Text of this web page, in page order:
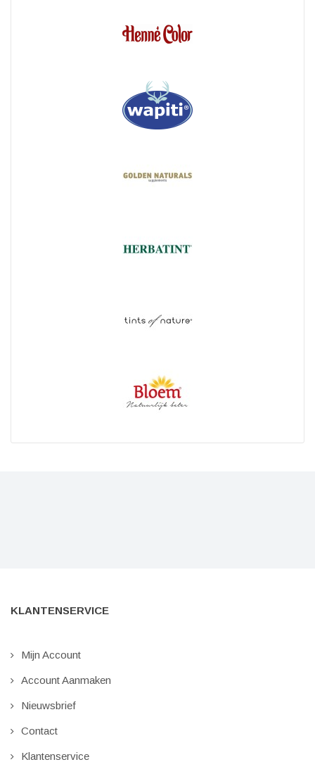
KLANTENSERVICE
Mijn Account
Account Aanmaken
Nieuwsbrief
Contact
Klantenservice